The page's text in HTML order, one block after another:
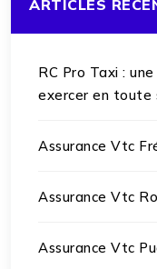
ARTICLES
RC Pro Taxi :
exercer en toute
Assurance Vtc
Assurance Vtc
Assurance Vtc